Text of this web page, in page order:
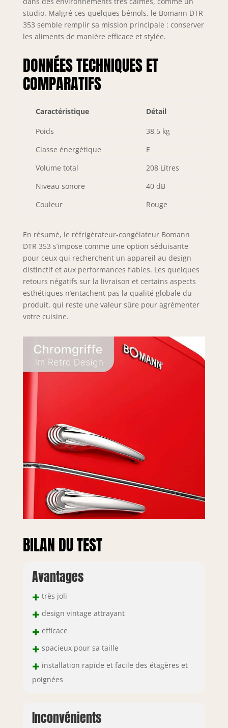
studio. Malgré ces quelques bémols, le Bomann DTR
353 semble remplir sa mission principale : conserver
les aliments de manière efficace et stylée.
DONNÉES TECHNIQUES ET
COMPARATIFS
Caractéristique Détail
Poids
38,5 kg
Classe énergétique
E
Volume total
208 Litres
Niveau sonore
40 dB
Couleur
Rouge
En résumé, le réfrigérateur-congélateur Bomann
DTR 353 s’impose comme une option séduisante
pour ceux qui recherchent un appareil au design
distinctif et aux performances fiables. Les quelques
retours négatifs sur la livraison et certains aspects
esthétiques n’entachent pas la qualité globale du
produit, qui reste une valeur sûre pour agrémenter
votre cuisine.
BILAN DU TEST
Avantages
+ très joli
+ design vintage attrayant
+ efficace
+ spacieux pour sa taille
+ installation rapide et facile des étagères et
poignées
Inconvénients